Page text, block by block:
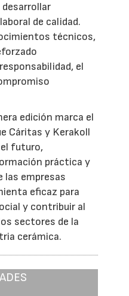
de calidad.
técnicos,
el
edición marca el
Cáritas y Kerakoll
futuro,
práctica y
las empresas
eficaz para
y contribuir al
sectores de la
cerámica.